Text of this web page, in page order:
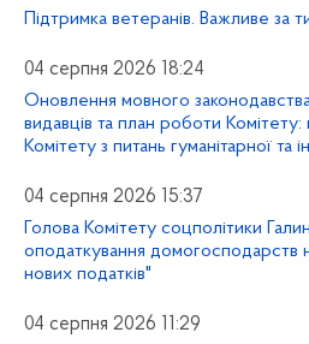
Підтримка ветеранів. Важливе за
04 серпня 2026 18:24
Оновлення мовного
видавців та план роботи Комітету:
Комітету з питань гуманітарної та
04 серпня 2026 15:37
Голова Комітету соцполітики
оподаткування домогосподарств
нових податків"
04 серпня 2026 11:29